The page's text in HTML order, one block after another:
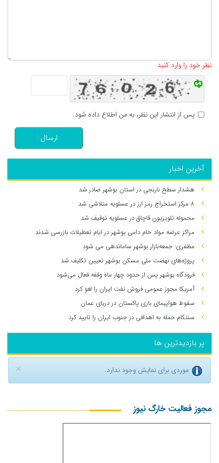
نظر خود را وارد کنید
پس از انتشار این نظر، به من اطلاع داده شود.
ارسال
آخرین اخبار
هشدار سطح نارنجی در استان بوشهر صادر شد
۸ مرکز استخراج رمز ارز در عسلویه متلاشی شد
محموله تلویزیون قاچاق در عسلویه توقیف شد
مراکز عرضه مواد خام دامی بوشهر در ایام تعطیلات بازرسی شدند
مظفری: جمعه‌بازار بوشهر ساماندهی می‌ شود
پروژه‌های نهضت ملی مسکن بوشهر تعیین تکلیف شد
فرودگاه بوشهر پس از حدود چهار ماه وقفه فعال می‌شود
آمریکا مجوز عمومی فروش نفت ایران را لغو کرد
سقوط هواپیمای باری پاکستان در دریای عمان
سنتکام حمله به اهدافی در جنوب ایران را تایید کرد
پر بازدیدترین ها
× موردی برای نمایش وجود ندارد.
مجوز فعالیت خارگ نیوز